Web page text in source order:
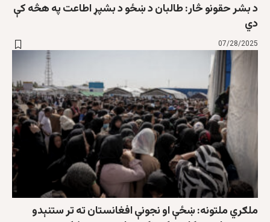
د بشر حقونو څار: طالبان د ښځو د بشپړ اطاعت په هڅه کې
دي
07/28/2025
ملګري ملتونه: ښځې او نجونې افغانستان ته تر ستنېدو